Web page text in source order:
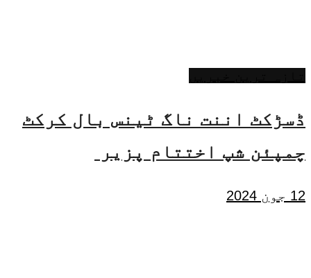
ڈسڑکٹ اننت ناگ ٹینس بال کرکٹ
چمپئن شپ اختتام پزیر
12 جون 2024